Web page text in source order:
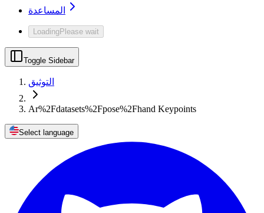
المساعدة
LoadingPlease wait
Toggle Sidebar
التوثيق
Ar%2Fdatasets%2Fpose%2Fhand Keypoints
Select language